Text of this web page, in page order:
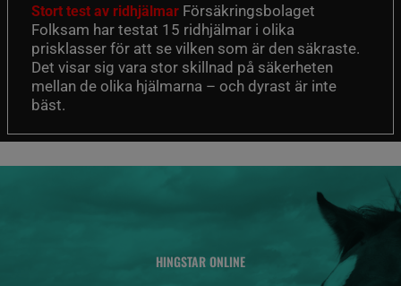
Stort test av ridhjälmar Försäkringsbolaget
Folksam har testat 15 ridhjälmar i olika
prisklasser för att se vilken som är den säkraste.
Det visar sig vara stor skillnad på säkerheten
mellan de olika hjälmarna – och dyrast är inte
bäst.
HINGSTAR ONLINE